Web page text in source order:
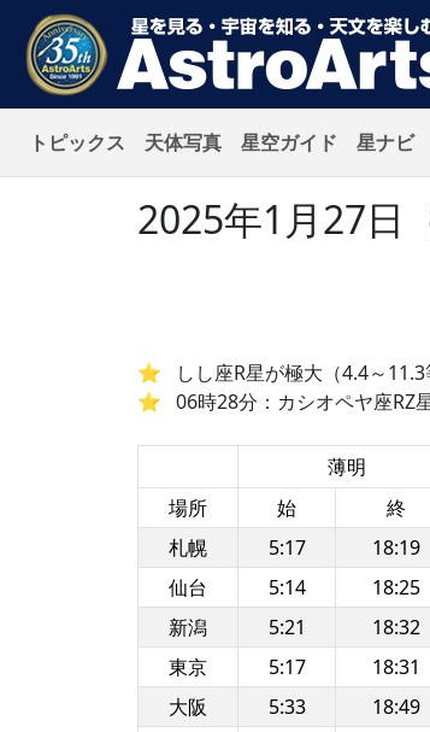
トピックス 天体写真 星空ガイド 星ナビ
2025年1月27日
しし座R星が極大（4.4～11.3
06時28分：カシオペヤ座RZ
薄明
場所
始 終
札幌
5:17 18:19
仙台
5:14 18:25
新潟
5:21 18:32
東京
5:17 18:31
大阪
5:33 18:49